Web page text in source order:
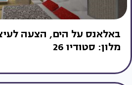
באלאנס על הים, הצעה
מלון: סטודיו 26